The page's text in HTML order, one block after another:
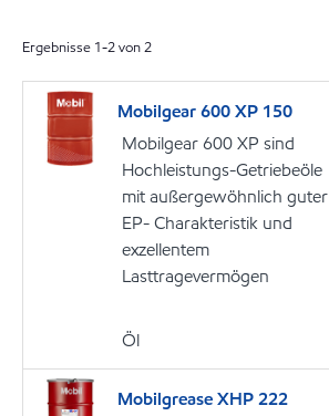
Ergebnisse 1-2von2
Mobilgear 600 XP 150
Mobilgear 600 XP sind
Hochleistungs-Getriebeöle
mit außergewöhnlich guter
EP- Charakteristik und
exzellentem
Lasttragevermögen
Öl
Mobilgrease XHP 222